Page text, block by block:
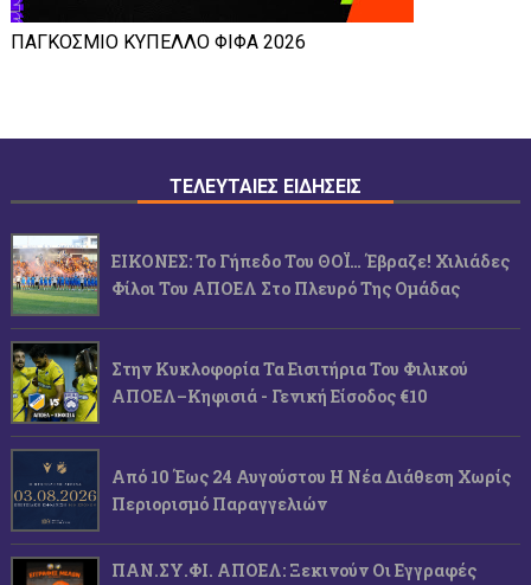
ΠΑΓΚΟΣΜΙΟ ΚΥΠΕΛΛΟ ΦΙΦΑ 2026
ΤΕΛΕΥΤΑΙΕΣ ΕΙΔΗΣΕΙΣ
ΕΙΚΟΝΕΣ: Το Γήπεδο Του ΘΟΪ… Έβραζε! Χιλιάδες
Φίλοι Του ΑΠΟΕΛ Στο Πλευρό Της Ομάδας
Στην Κυκλοφορία Τα Εισιτήρια Του Φιλικού
ΑΠΟΕΛ–Κηφισιά - Γενική Είσοδος €10
Από 10 Έως 24 Αυγούστου Η Νέα Διάθεση Χωρίς
Περιορισμό Παραγγελιών
ΠΑΝ.ΣΥ.ΦΙ. ΑΠΟΕΛ: Ξεκινούν Οι Εγγραφές